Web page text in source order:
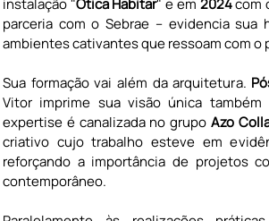
instalação "Ótica Habitar" e em 2024 com
parceria com o Sebrae – evidencia
ambientes cativantes que ressoam com o
Sua formação vai além da arquitetura.
Vitor imprime sua visão única
expertise é canalizada no grupo Azo
criativo cujo trabalho esteve em
reforçando a importância de projetos
contemporâneo.